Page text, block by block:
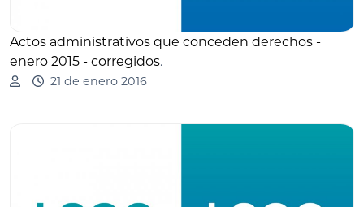
Actos administrativos que conceden derechos -
enero 2015 - corregidos.
21 de enero 2016